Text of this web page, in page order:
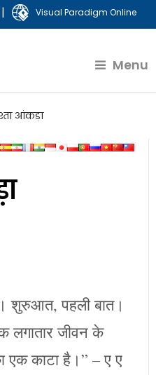
| Visual Paradigm Online
Menu
आंकड़ा
शुरुआत, पहली बात।
लगातार जीवन के
एक काटा है।” – ए ए